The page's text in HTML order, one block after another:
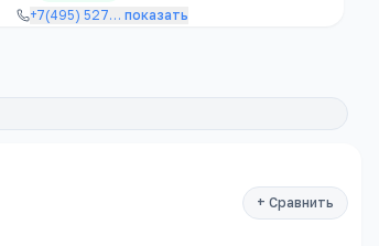
+7(495) 527…показать
+ Сравнить